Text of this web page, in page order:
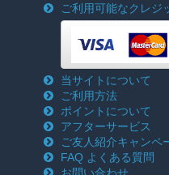
ご利用可能なクレジ
当サイトについて
ご利用方法
ポイントについて
アフターサービス
ご友人紹介キャンペ
FAQ よくある質問